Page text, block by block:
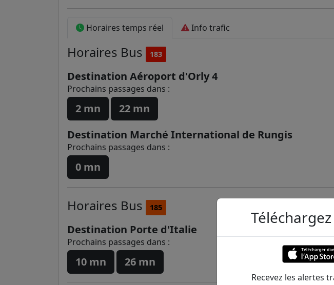
Horaires temps réel Info trafic
Horaires Bus 183
Destination Aéroport d'Orly 4
Prochains passages dans :
2 mn
22 mn
Destination Marché International de Rungis
Prochains passages dans :
0 mn
Horaires Bus 185
Destination Porte d'Italie
Prochains passages dans :
10 mn 26 mn
Recevez les alertes